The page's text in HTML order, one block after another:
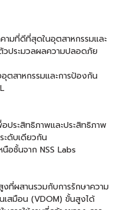
มที่ดีที่สุดในอุตสาหกรรมและ
วประมวลผลความปลอดภัย
ตสาหกรรมและการป้องกัน
ประสิทธิภาพและประสิทธิภาพ
ะดับเดียวกัน
อชั้นจาก NSS Labs
ที่ผสานรวมกับการรักษาความ
เสมือน (VDOM) ขั้นสูงได้